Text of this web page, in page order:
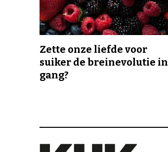
Zette onze liefde voor
suiker de breinevolutie in
gang?